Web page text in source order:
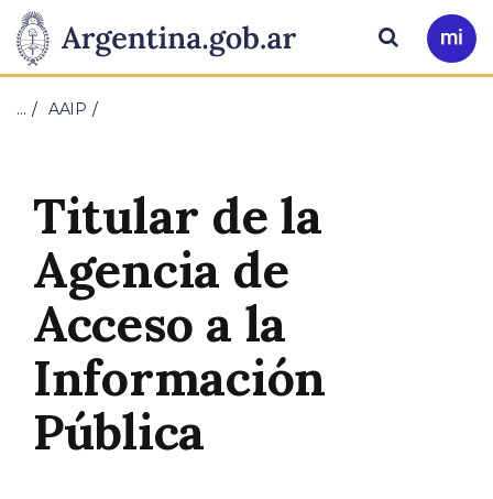
Presidencia
de
Nación
Pasar al contenido principal
Ir
a
Buscar
… AAIP
Titular de la
Agencia de
Acceso a la
Información
Pública